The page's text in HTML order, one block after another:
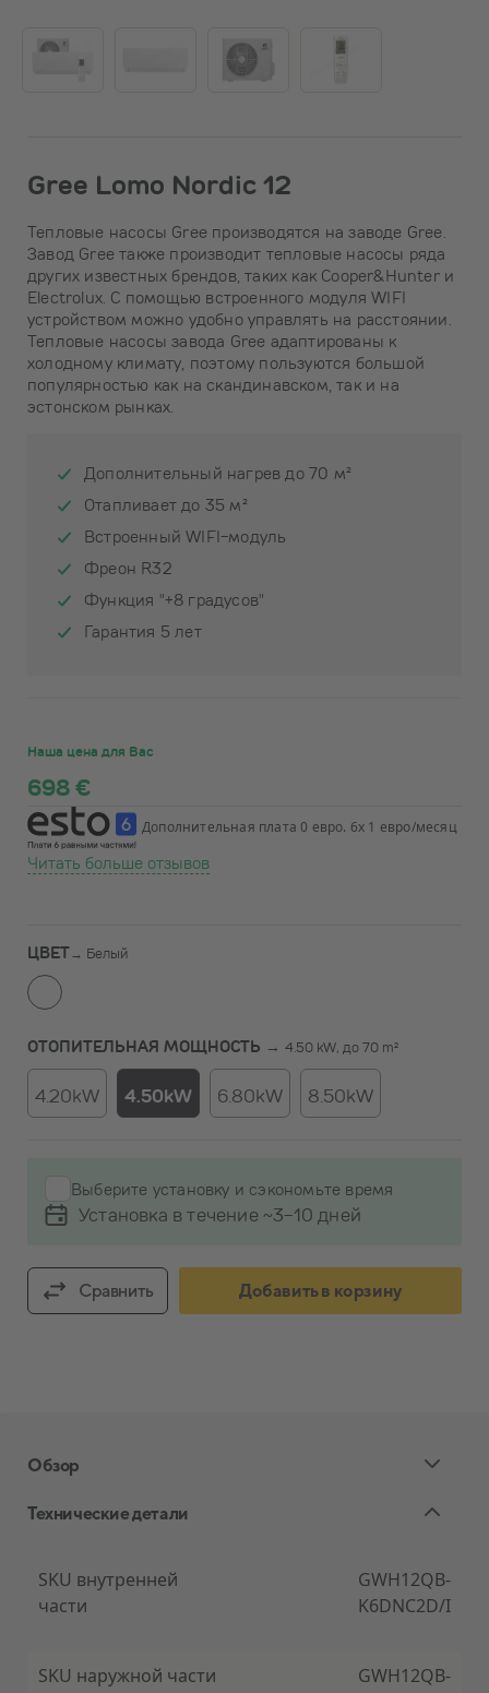
Gree Lomo Nordic 12
Тепловые насосы Gree производятся на заводе Gree.
Завод Gree также производит тепловые насосы ряда
других известных брендов, таких как Cooper&Hunter и
Electrolux. С помощью встроенного модуля WIFI
устройством можно удобно управлять на расстоянии.
Тепловые насосы завода Gree адаптированы к
холодному климату, поэтому пользуются большой
популярностью как на скандинавском, так и на
эстонском рынках.
Дополнительный нагрев до 70 м²
Отапливает до 35 м²
Встроенный WIFI-модуль
Фреон R32
Функция "+8 градусов"
Гарантия 5 лет
Наша цена для Вас
698 €
Дополнительная плата 0 евро. 6x 1 евро/месяц
Читать больше отзывов
ЦВЕТ→ Белый
ОТОПИТЕЛЬНАЯ МОЩНОСТЬ → 4.50 kW, до 70 m²
4.20kW 4.50kW 6.80kW 8.50kW
Выберите установку и сэкономьте время
Установка в течение ~3-10 дней
Сравнить Добавить в корзину
Обзор
Экологически чистый тепловой насос
В воздушном тепловом насосе Gree Lomo Nordic
используется в кондиционерах и тепловых
насосах. Это один из новейших хладагентов,
Технические детали
SKU внутренней
части
GWH12QB-
K6DNC2D/I
SKU наружной части
GWH12QB-